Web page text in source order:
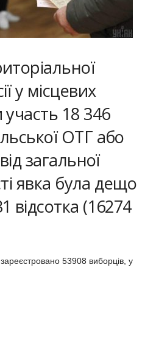
у місцевих
18 346
ОТГ або
загальної
явка була дещо
(16274
53908 виборців, у